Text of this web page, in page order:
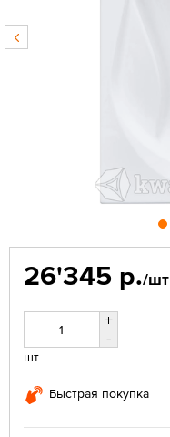
26'345 р./шт
+
-
шт
Быстрая покупка